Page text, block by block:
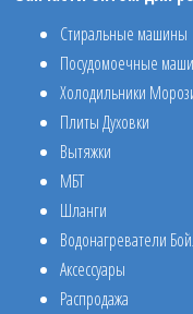
Стиральные машины
Посудомоечные
Холодильники
Плиты Духовки
Вытяжки
МБТ
Шланги
Водонагреватели
Аксессуары
Распродажа